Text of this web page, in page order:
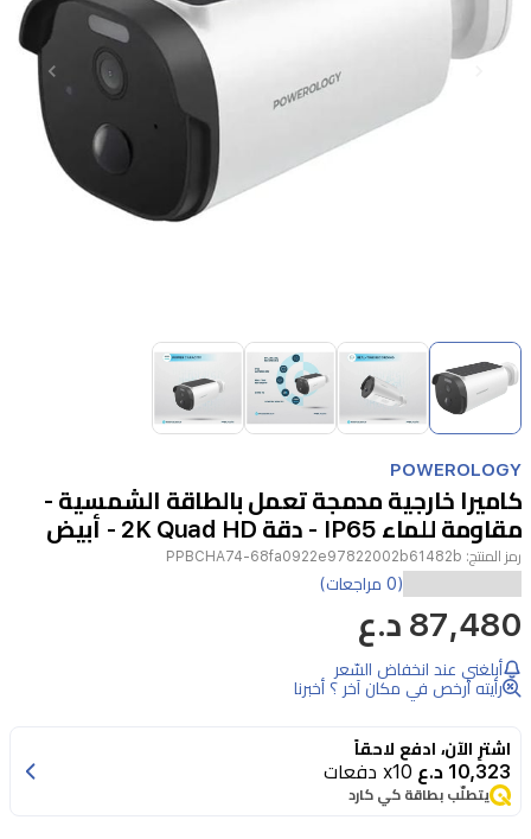
Item
of
1
of
4
POWEROLOGY
كاميرا خارجية مدمجة تعمل بالطاقة الشمسية -
مقاومة للماء IP65 - دقة 2K Quad HD - أبيض
رمز المنتج: PPBCHA74-68fa0922e97822002b61482b
الألواح
الشمسيةمقاومة
للماء
فوريرؤية
ليلية
(0 مراجعات)
87,480 د.ع
أبلغني عند انخفاض السّعر
رأيته أرخص في مكان آخر ؟ أخبرنا
اشترِ الآن، ادفع لاحقاً
10,323 د.ع x10 دفعات
يتطلّب بطاقة كي كارد